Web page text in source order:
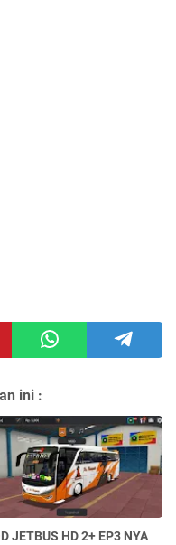
ini :
JETBUS HD 2+ EP3 NYA